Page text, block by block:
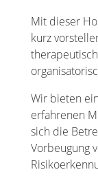
Mit dieser
kurz
Wir bieten
erfahrenen
sich die
Vorbeugung